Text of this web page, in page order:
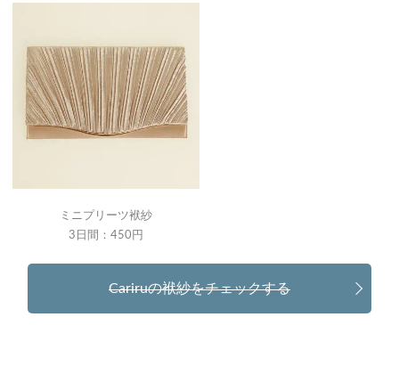
ミニプリーツ袱紗
3日間：450円
Cariruの袱紗をチェックする